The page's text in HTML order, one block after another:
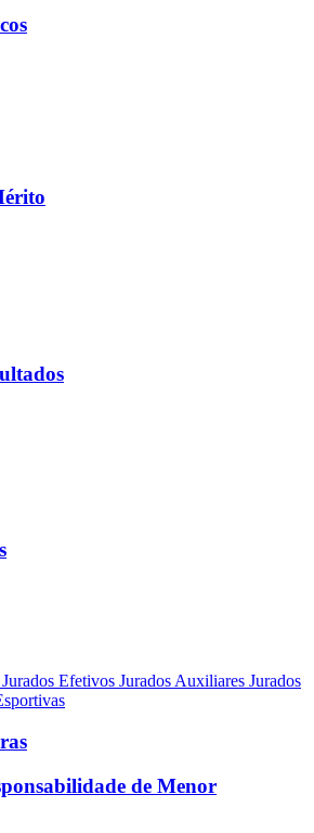
Jurados Efetivos Jurados Auxiliares Jurados
de Menor